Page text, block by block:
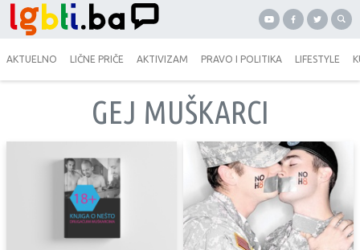
AKTUELNO LIČNE PRIČE AKTIVIZAM PRAVO I POLITIKA LIFESTYLE
GEJ MUŠKARCI